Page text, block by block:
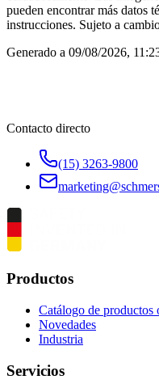
pueden encontrar más datos
instrucciones. Sujeto a
Generado a 09/08/2026,
Contacto directo
(15) 3263-9800
Productos
Catálogo de productos
Novedades
Industria
Servicios